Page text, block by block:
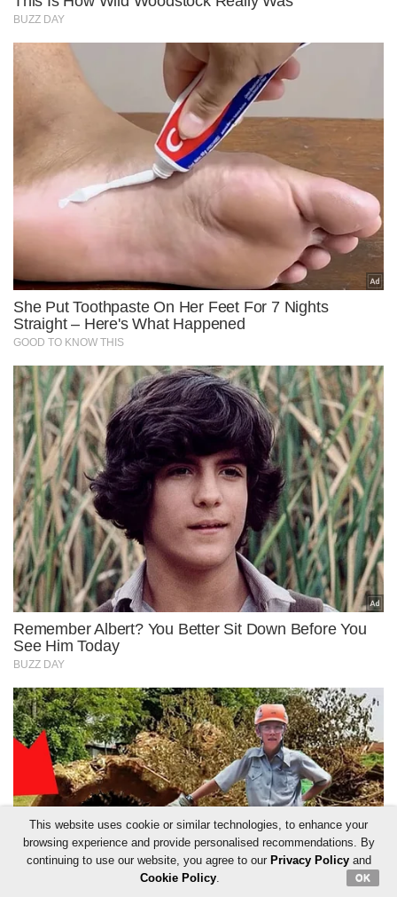
This website uses cookie or similar technologies, to enhance your
browsing experience and provide personalised recommendations. By
continuing to use our website, you agree to our Privacy Policyand
Cookie Policy. OK